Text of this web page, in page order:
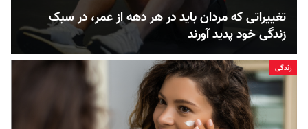
تغییراتی که مردان باید در هر دهه از عمر، در سبک
زندگی خود پدید آورند
زندگی